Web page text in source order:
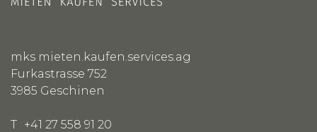
mks mieten.kaufen.services.ag
Furkastrasse 752
3985 Geschinen
T +41 27 558 91 20